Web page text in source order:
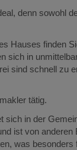
denn sowohl
Hauses finden
sich in
sind schnell zu
tätig.
sich in der
ist von
was